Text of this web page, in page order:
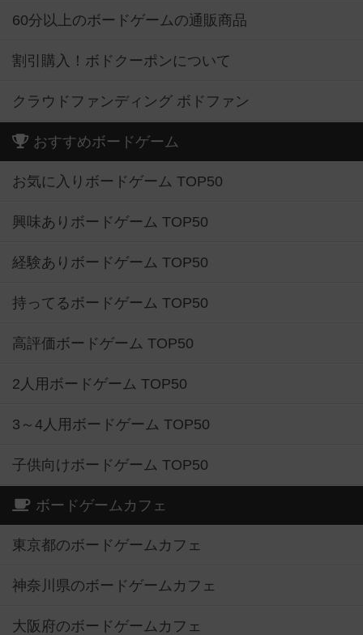
60分以上のボードゲームの通販商品
割引購入！ボドクーポンについて
クラウドファンディング ボドファン
おすすめボードゲーム
お気に入りボードゲーム TOP50
興味ありボードゲーム TOP50
経験ありボードゲーム TOP50
持ってるボードゲーム TOP50
高評価ボードゲーム TOP50
2人用ボードゲーム TOP50
3～4人用ボードゲーム TOP50
子供向けボードゲーム TOP50
ボードゲームカフェ
東京都のボードゲームカフェ
神奈川県のボードゲームカフェ
大阪府のボードゲームカフェ